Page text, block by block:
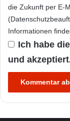
die Zukunft per E-
Informationen
Ich habe die
und